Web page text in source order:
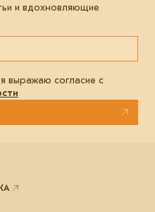
и вдохновляющие
выражаю согласие с